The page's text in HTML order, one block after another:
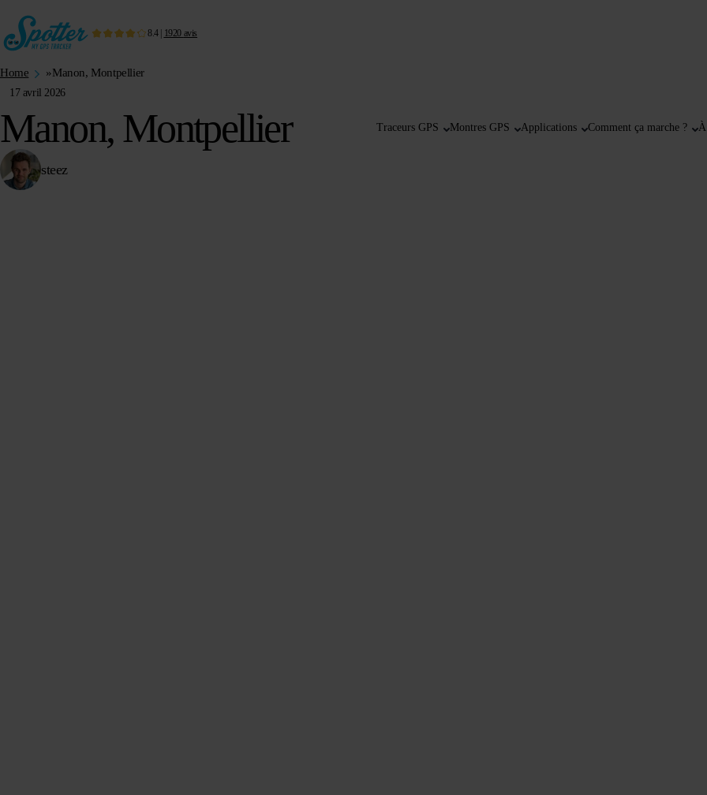
8.4| 1920 avis
Traceurs GPS Montres GPS Applications Comment ça marche ? À
Home »Manon, Montpellier
17 avril 2026
Manon, Montpellier
steez